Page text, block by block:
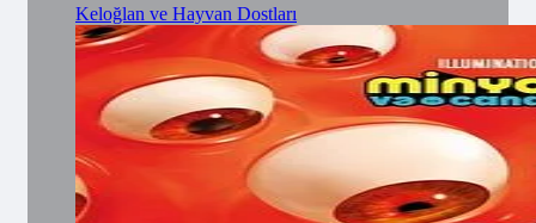
Keloğlan ve Hayvan Dostları